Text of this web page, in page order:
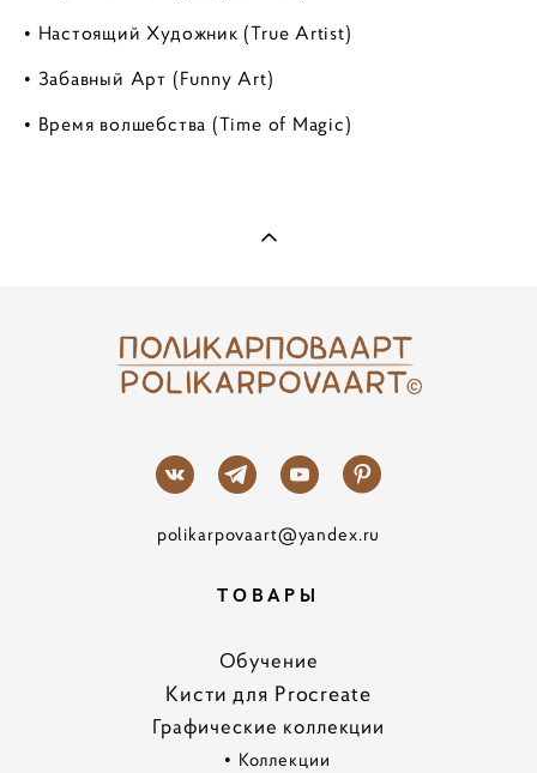
• Настоящий Художник (True Artist)
• Забавный Арт (Funny Art)
• Время волшебства (Time of Magic)
polikarpovaart@yandex.ru
ТОВАРЫ
Обучение
Кисти для Procreate
Графические коллекции
• Коллекции